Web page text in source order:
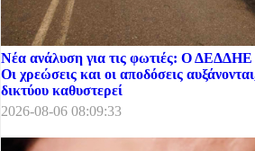
Νέα ανάλυση για τις φωτιές: Ο
Οι χρεώσεις και οι αποδόσεις
δικτύου καθυστερεί
2026-08-06 08:09:33